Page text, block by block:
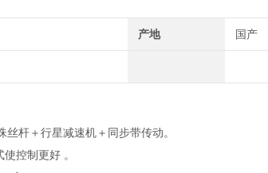
产地 国产
杆＋行星减速机＋同步带传动。
控制更好 。